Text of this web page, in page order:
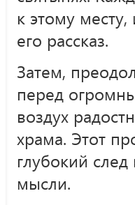
к этому
его рассказ.
Затем,
перед
воздух
храма. Этот
глубокий
мысли.